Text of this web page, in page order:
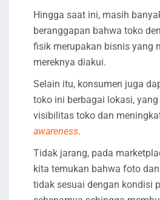
Hingga saat ini, masih
beranggapan bahwa toko
fisik merupakan bisnis yang
mereknya diakui.
Selain itu, konsumen juga
toko ini berbagai lokasi,
visibilitas toko dan
awareness.
Tidak jarang, pada
kita temukan bahwa foto
tidak sesuai dengan kondisi